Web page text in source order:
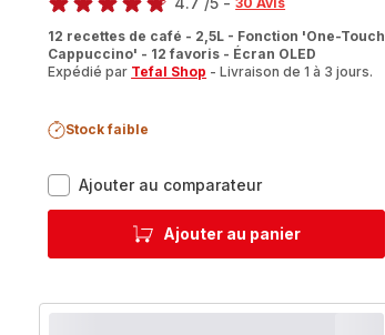
Ajouter au comparateurEvidence
One
EA895E10
automatique
Ajouter au panier
12 recettes de café - 2,5L - Fonction 'One-Touch
Cappuccino' - 12 favoris - Écran OLED
Expédié par Tefal Shop - Livraison de 1 à 3 jours.
Stock faible